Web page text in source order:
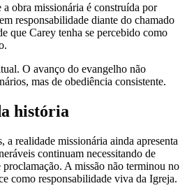
obra missionária é construída por
responsabilidade diante do chamado
que Carey tenha se percebido como
O avanço do evangelho não
mas de obediência consistente.
história
a realidade missionária ainda apresenta
continuam necessitando de
A missão não terminou no
como responsabilidade viva da Igreja.